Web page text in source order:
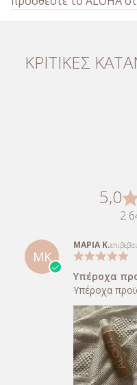
ΚΡΙΤΙΚΕΣ
5,0
2
ΜΚ
ΜΑΡΙΑ Κ.
Υπέροχα
Υπέροχα